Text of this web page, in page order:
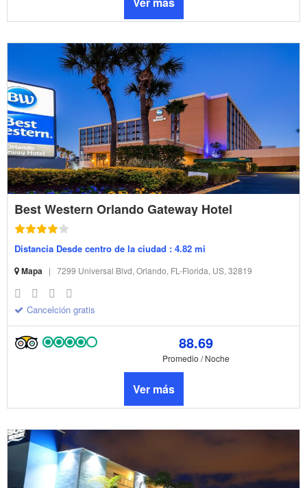
Best Western Orlando Gateway Hotel
Distancia Desde centro de la ciudad : 4.82 mi
Mapa | 7299 Universal Blvd, Orlando, FL-Florida, US, 32819
Cancelción gratis
88.69
Promedio / Noche
Ver más